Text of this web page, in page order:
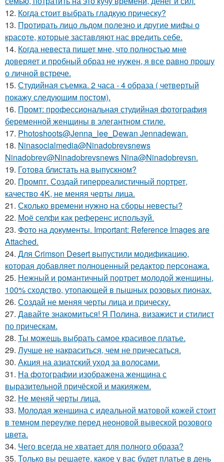
12. Когда стоит выбрать гладкую прическу?
13. Протирать лицо льдом полезно и другие мифы о
красоте, которые заставляют нас вредить себе.
14. Когда невеста пишет мне, что полностью мне
доверяет и пробный образ не нужен, я все равно прошу
о личной встрече.
15. Студийная съемка. 2 часа - 4 образа ( четвертый
покажу следующим постом).
16. Промт: профессиональная студийная фотография
беременной женщины в элегантном стиле.
17. Photoshoots@Jenna_lee_Dewan Jennadewan.
18. Ninasocialmedia@Ninadobrevsnews
Ninadobrev@Ninadobrevsnews Nina@Ninadobrevsn.
19. Готова блистать на выпускном?
20. Промпт. Создай гиперреалистичный портрет,
качество 4K, не меняя черты лица.
21. Сколько времени нужно на сборы невесты?
22. Моё селфи как референс используй.
23. Фото на документы. Important: Reference Images are
Attached.
24. Для Crimson Desert выпустили модификацию,
которая добавляет полноценный редактор персонажа.
25. Нежный и романтичный портрет молодой женщины,
100% сходство, утопающей в пышных розовых пионах.
26. Создай не меняя черты лица и прическу.
27. Давайте знакомиться! Я Полина, визажист и стилист
по прическам.
28. Ты можешь выбрать самое красивое платье.
29. Лучше не накраситься, чем не причесаться.
30. Акция на азиатский уход за волосами.
31. На фотографии изображена женщина с
выразительной причёской и макияжем.
32. Не меняй черты лица.
33. Молодая женщина с идеальной матовой кожей стоит
в темном переулке перед неоновой вывеской розового
цвета.
34. Чего всегда не хватает для полного образа?
35. Только вы решаете, какое у вас будет платье в день